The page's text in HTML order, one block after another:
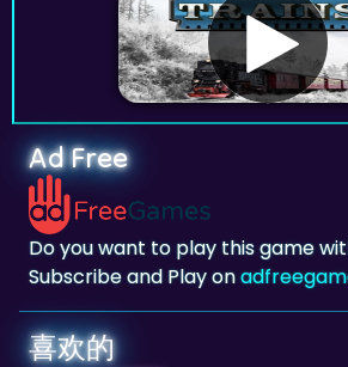
Ad Free
Do you want to play this game
Subscribe and Play on
喜欢的